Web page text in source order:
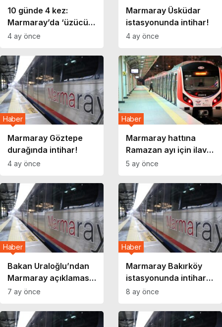
10 günde 4 kez:
Marmaray’da ‘üzücü
olay’ duyurusu
4 ay önce
Marmaray Üsküdar
istasyonunda intihar!
4 ay önce
Marmaray Göztepe
durağında intihar!
Haber
4 ay önce
Marmaray hattına
Ramazan ayı için ilave
tren seferleri
Haber
5 ay önce
Bakan Uraloğlu’ndan
Marmaray açıklaması:
Basın mensupları için
Haber
7 ay önce
Marmaray Bakırköy
istasyonunda intihar
girişimi: Seferlerde
Haber
8 ay önce